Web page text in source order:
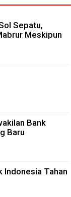
Sepatu,
Meskipun
Bank
Baru
Indonesia Tahan